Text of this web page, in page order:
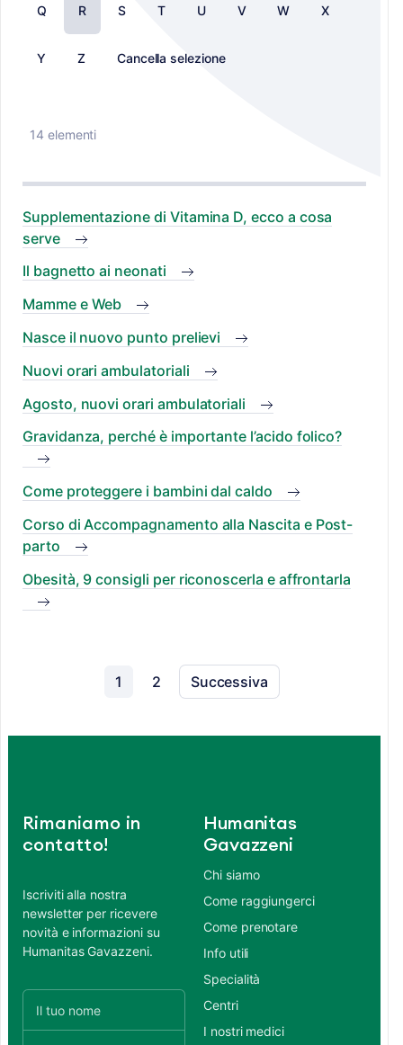
Q R S T U V W X
Y Z Cancella selezione
14 elementi
Supplementazione di Vitamina D, ecco a cosa
serve
Il bagnetto ai neonati
Mamme e Web
Nasce il nuovo punto prelievi
Nuovi orari ambulatoriali
Agosto, nuovi orari ambulatoriali
Gravidanza, perché è importante l’acido folico?
Come proteggere i bambini dal caldo
Corso di Accompagnamento alla Nascita e Post-
parto
Obesità, 9 consigli per riconoscerla e affrontarla
1 2 Successiva
Rimaniamo in
contatto!
Iscriviti alla nostra
newsletter per ricevere
novità e informazioni su
Humanitas Gavazzeni.
Humanitas
Gavazzeni
Chi siamo
Come raggiungerci
Come prenotare
Info utili
Specialità
Centri
I nostri medici